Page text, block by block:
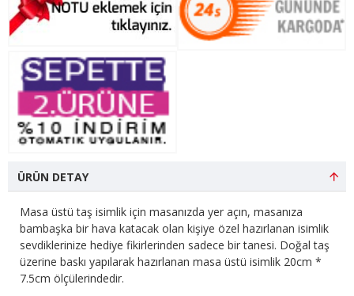
ÜRÜN DETAY
Masa üstü taş isimlik için masanızda yer açın, masanıza
bambaşka bir hava katacak olan kişiye özel hazırlanan isimlik
sevdiklerinize hediye fikirlerinden sadece bir tanesi. Doğal taş
üzerine baskı yapılarak hazırlanan masa üstü isimlik 20cm *
7.5cm ölçülerindedir.